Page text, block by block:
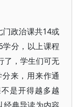
门政治课共14或
分，以上课程
了，学生们可无
来，用来作通
是开得越多越